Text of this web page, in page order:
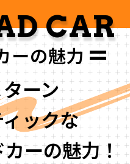
CAR
ーの魅力
ーン
ックな
ーの魅力！